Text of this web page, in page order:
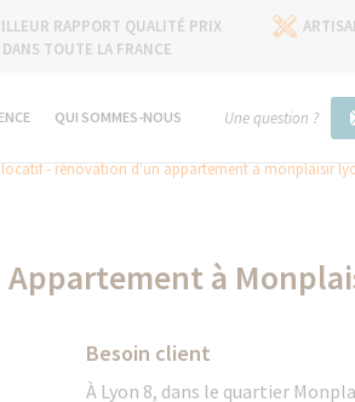
RAPPORT QUALITÉ PRIX
TOUTE LA FRANCE
QUI SOMMES-NOUS Une question ?
locatif - rénovation d'un appartement à monplaisir
à
Besoin client
À Lyon 8, dans le quartier